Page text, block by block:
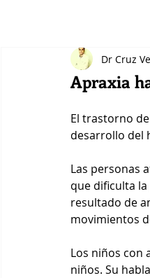
Apraxia
Dr Cruz
El trastorno
desarrollo del
Las personas
que dificulta
resultado de
movimientos
Los niños con
niños. Su